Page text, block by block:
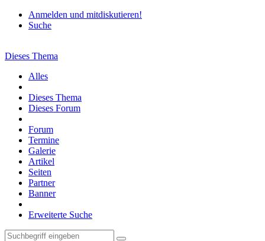
Anmelden und mitdiskutieren!
Suche
Dieses Thema
Alles
Dieses Thema
Dieses Forum
Forum
Termine
Galerie
Artikel
Seiten
Partner
Banner
Erweiterte Suche